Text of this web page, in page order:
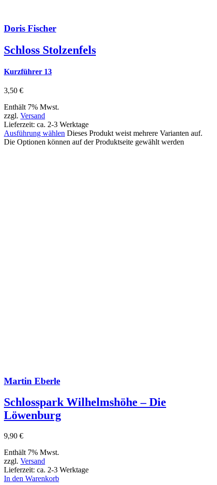
Doris Fischer
Schloss Stolzenfels
Kurzführer 13
3,50 €
Enthält 7% Mwst.
zzgl. Versand
Lieferzeit: ca. 2-3 Werktage
Ausführung wählen Dieses Produkt weist mehrere Varianten auf.
Die Optionen können auf der Produktseite gewählt werden
Martin Eberle
Schlosspark Wilhelmshöhe – Die
Löwenburg
9,90 €
Enthält 7% Mwst.
zzgl. Versand
Lieferzeit: ca. 2-3 Werktage
In den Warenkorb